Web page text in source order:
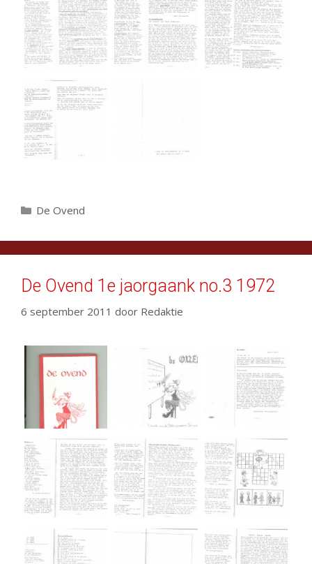
Categorieën
De Ovend
De Ovend 1e jaorgaank no.3 1972
6 september 2011 door Redaktie